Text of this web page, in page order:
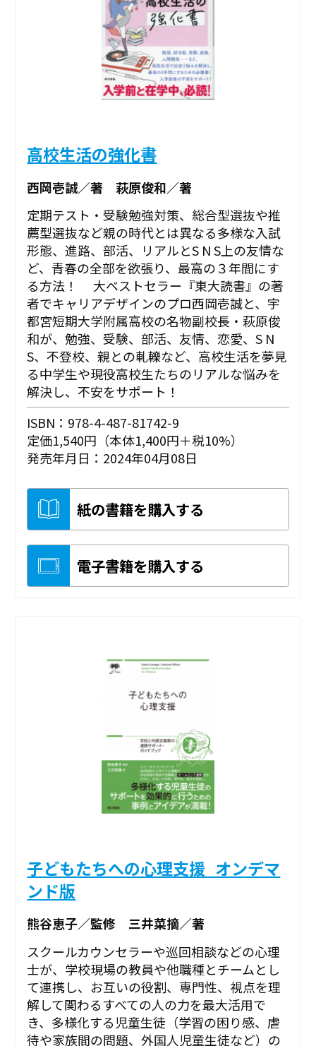
高校生活の強化書
西岡壱誠／著 萩原俊和／著
定期テスト・受験勉強対策、総合型選抜や推
薦型選抜など親の時代とは異なる多様な入試
形態、進路、部活、リアルとS N S上の友情な
ど、青春の全部を欲張り、最高の３年間にす
る方法！ 大ベストセラー『東大読書』の著
者でキャリアデザインのプロ西岡壱誠と、宇
都宮短期大学附属高校の名物副校長・萩原俊
和が、勉強、受験、部活、友情、恋愛、S N
S、不登校、親との軋轢など、高校生活を夢見
る中学生や現役高校生たちのリアルな悩みを
解決し、不安をサポート！
ISBN：978-4-487-81742-9
定価1,540円（本体1,400円＋税10%）
発売年月日：2024年04月08日
紙の書籍を購入する
電子書籍を購入する
子どもたちへの心理支援_オンデマ
ンド版
熊谷恵子／監修 三井菜摘／著
スクールカウンセラーや巡回相談などの心理
士が、学校現場の教員や他職種とチームとし
て連携し、お互いの役割、専門性、視点を理
解して関わるすべての人の力を最大活用で
き、多様化する児童生徒（学習の困り感、虐
待や家族間の問題、外国人児童生徒など）の